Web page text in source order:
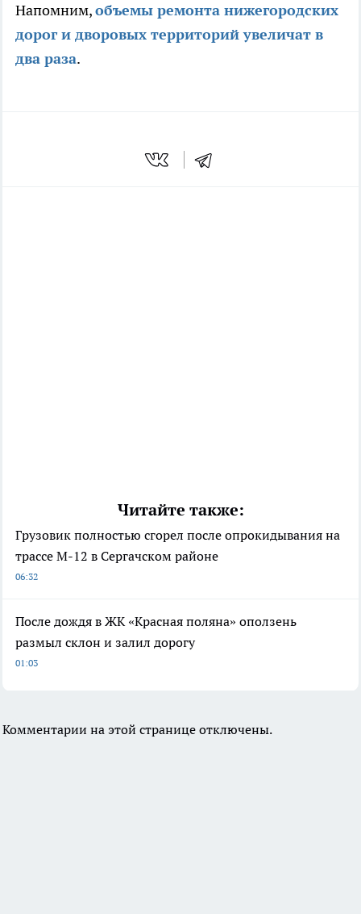
Напомним,объемы ремонта нижегородских
дорог и дворовых территорий увеличат в
два раза.
Читайте также:
Грузовик полностью сгорел после опрокидывания на
трассе М-12 в Сергачском районе
06:32
После дождя в ЖК «Красная поляна» оползень
размыл склон и залил дорогу
01:03
Комментарии на этой странице отключены.